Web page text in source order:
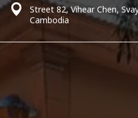
Street 82, Vihear Chen,
Cambodia